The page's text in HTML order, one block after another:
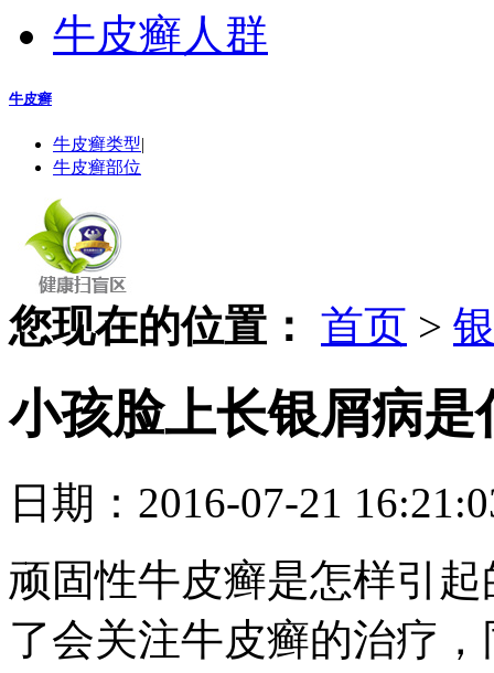
牛皮癣人群
牛皮癣
牛皮癣类型|
牛皮癣部位
您现在的位置： 首页 >
小孩脸上长银屑病是
日期：2016-07-21
顽固性牛皮癣是怎样引
了会关注牛皮癣的治疗